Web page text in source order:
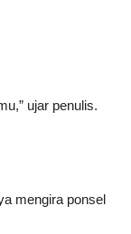
ujar penulis.
mengira ponsel